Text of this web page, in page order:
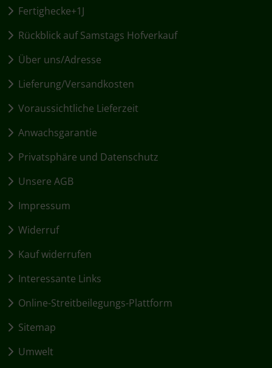
Fertighecke+1J
Rückblick auf Samstags Hofverkauf
Über uns/Adresse
Lieferung/Versandkosten
Voraussichtliche Lieferzeit
Anwachsgarantie
Privatsphäre und Datenschutz
Unsere AGB
Impressum
Widerruf
Kauf widerrufen
Interessante Links
Online-Streitbeilegungs-Plattform
Sitemap
Umwelt